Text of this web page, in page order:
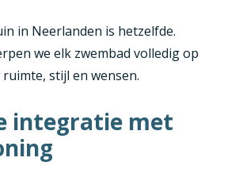
in Neerlanden is hetzelfde.
we elk zwembad volledig op
stijl en wensen.
integratie met